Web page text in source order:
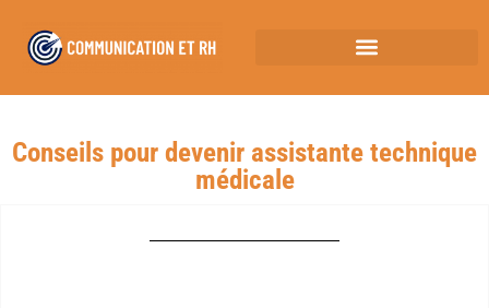
Conseils pour devenir assistante technique
médicale